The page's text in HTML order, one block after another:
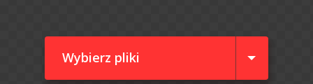
Wybierz pliki